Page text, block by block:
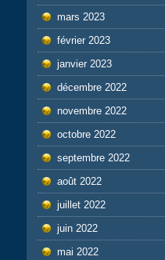
mars 2023
février 2023
janvier 2023
décembre 2022
novembre 2022
octobre 2022
septembre 2022
août 2022
juillet 2022
juin 2022
mai 2022